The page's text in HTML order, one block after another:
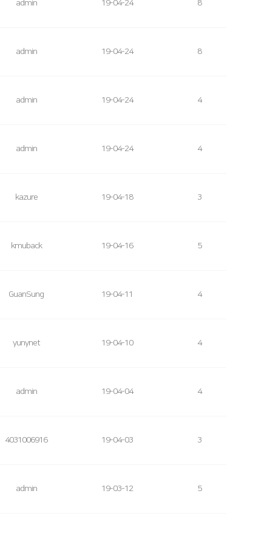
admin 19-04-24 8
admin 19-04-24 8
admin 19-04-24 4
admin 19-04-24 4
kazure 19-04-18 3
kmuback 19-04-16 5
GuanSung 19-04-11 4
yunynet 19-04-10 4
admin 19-04-04 4
4031006916 19-04-03 3
admin 19-03-12 5